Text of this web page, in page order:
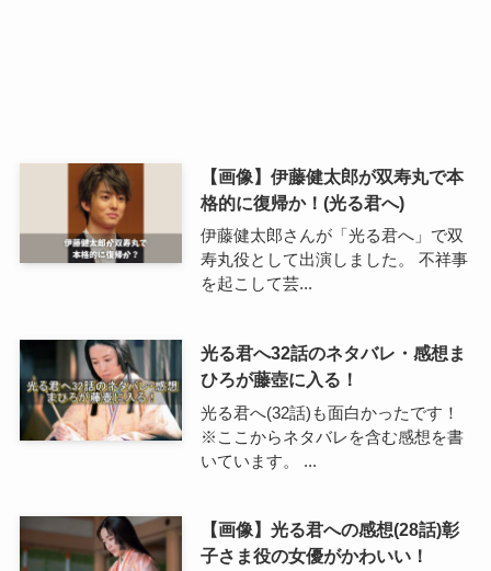
【画像】伊藤健太郎が双寿丸で本
格的に復帰か！(光る君へ)
伊藤健太郎さんが「光る君へ」で双
寿丸役として出演しました。 不祥事
を起こして芸...
光る君へ32話のネタバレ・感想ま
ひろが藤壺に入る！
光る君へ(32話)も面白かったです！
※ここからネタバレを含む感想を書
いています。 ...
【画像】光る君への感想(28話)彰
子さま役の女優がかわいい！